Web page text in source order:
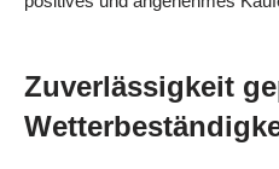
Zuverlässigkeit